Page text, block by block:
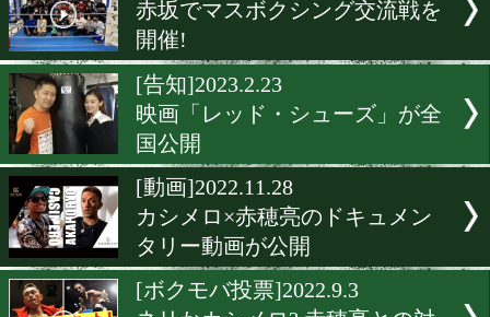
[緊急アンケート]2023.7.28
井上尚弥と誰の試合が見た
[イベント]2023.3.12
赤坂でマスボクシング交流
開催!
[告知]2023.2.23
映画「レッド・シューズ」